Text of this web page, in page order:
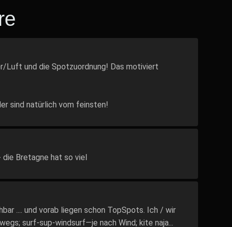
Luft und die Spotzuordnung! Das motiviert
sind natürlich vom feinsten!
die Bretagne hat so viel
.... und vorab liegen schon TopSpots. Ich / wir
surf-sup-windsurf—je nach Wind; kite naja...